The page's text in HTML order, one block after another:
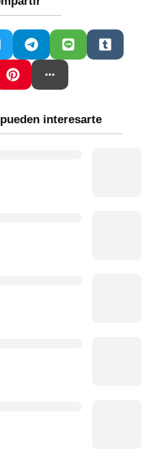
interesarte